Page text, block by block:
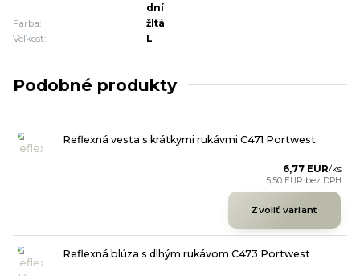
dní
Farba:
žltá
Veľkosť:
L
Podobné produkty
Reflexná vesta s krátkymi rukávmi C471 Portwest
6,77 EUR/ks
5,50 EUR bez DPH
Zvoliť variant
Reflexná blúza s dlhým rukávom C473 Portwest